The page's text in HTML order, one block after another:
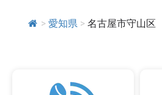
> 愛知県 > 名古屋市守山区